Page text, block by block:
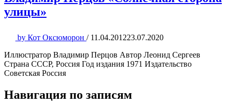
улицы»
by Кот Оксюморон / 11.04.201223.07.2020
Иллюстратор Владимир Перцов Автор Леонид Сергеев
Страна СССР, Россия Год издания 1971 Издательство
Советская Россия
Навигация по записям